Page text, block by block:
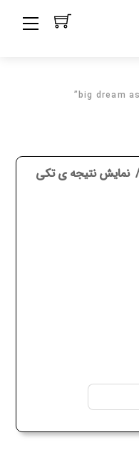
نمایش نتیجه ی تکی